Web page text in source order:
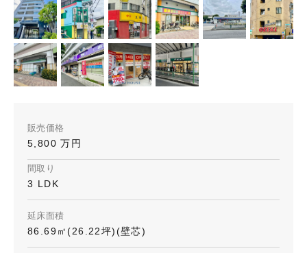
販売価格
5,800 万円
間取り
3 LDK
延床面積
86.69㎡(26.22坪)(壁芯)